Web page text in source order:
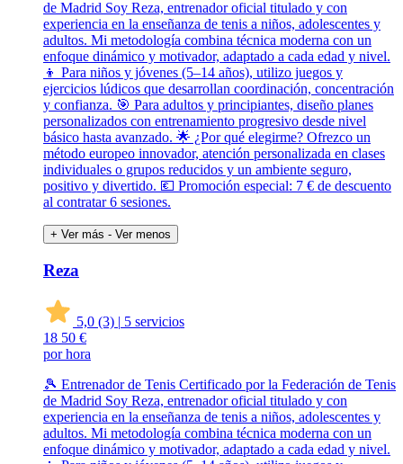
de Madrid Soy Reza, entrenador oficial titulado y con
experiencia en la enseñanza de tenis a niños, adolescentes y
adultos. Mi metodología combina técnica moderna con un
enfoque dinámico y motivador, adaptado a cada edad y nivel.
👦 Para niños y jóvenes (5–14 años), utilizo juegos y
ejercicios lúdicos que desarrollan coordinación, concentración
y confianza. 🎯 Para adultos y principiantes, diseño planes
personalizados con entrenamiento progresivo desde nivel
básico hasta avanzado. 🌟 ¿Por qué elegirme? Ofrezco un
método europeo innovador, atención personalizada en clases
individuales o grupos reducidos y un ambiente seguro,
positivo y divertido. 💶 Promoción especial: 7 € de descuento
al contratar 6 sesiones.
+ Ver más - Ver menos
Reza
5,0 (3) | 5 servicios
18 50 €
por hora
🎾 Entrenador de Tenis Certificado por la Federación de Tenis
de Madrid Soy Reza, entrenador oficial titulado y con
experiencia en la enseñanza de tenis a niños, adolescentes y
adultos. Mi metodología combina técnica moderna con un
enfoque dinámico y motivador, adaptado a cada edad y nivel.